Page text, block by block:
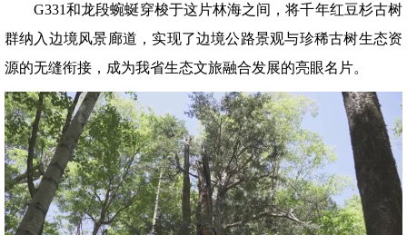
G331和龙段蜿蜒穿梭于这片林海之间，将千年红豆杉古树
群纳入边境风景廊道，实现了边境公路景观与珍稀古树生态资
源的无缝衔接，成为我省生态文旅融合发展的亮眼名片。